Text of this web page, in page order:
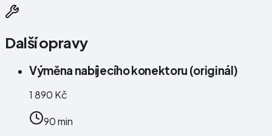
Další opravy
Výměna nabíjecího konektoru (originál)
1 890 Kč
90 min